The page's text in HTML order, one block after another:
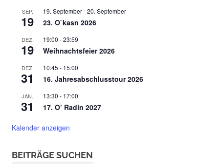
SEP.
19
19. September-20. September
23. O`kasn 2026
DEZ.
19
19:00 -23:59
Weihnachtsfeier 2026
DEZ.
31
10:45 - 15:00
16. Jahresabschlusstour 2026
JAN.
31
13:30 - 17:00
17. O’ Radln 2027
Kalender anzeigen
BEITRÄGE SUCHEN